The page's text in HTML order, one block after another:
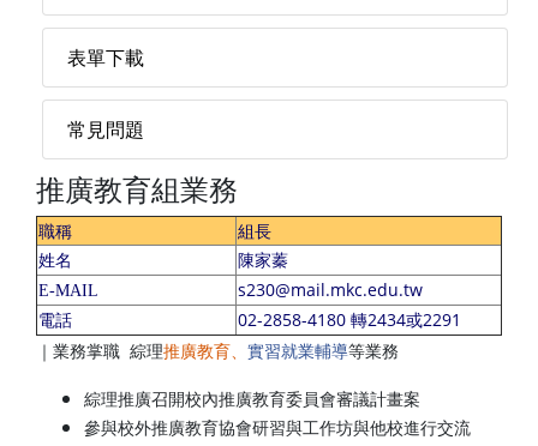
表單下載
常見問題
推廣教育組業務
職稱 組長
姓名
陳家蓁
E-MAIL
s230@mail.mkc.edu.tw
電話
02-2858-4180 轉2434或2291
｜業務掌職 綜理推廣教育、 實習就業輔導等業務
綜理推廣召開校內推廣教育委員會審議計畫案
參與校外推廣教育協會研習與工作坊與他校進行交流